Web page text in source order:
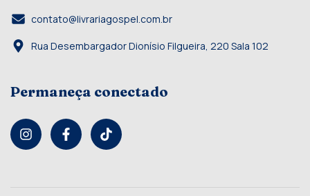
contato@livrariagospel.com.br
Rua Desembargador Dionísio Filgueira, 220 Sala 102
Permaneça conectado